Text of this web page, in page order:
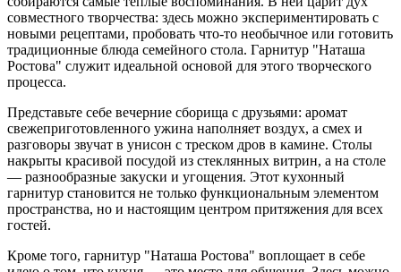
совместного творчества: здесь можно экспериментировать с
новыми рецептами, пробовать что-то необычное или готовить
традиционные блюда семейного стола. Гарнитур "Наташа
Ростова" служит идеальной основой для этого творческого
процесса.
Представьте себе вечерние сборища с друзьями: аромат
свежеприготовленного ужина наполняет воздух, а смех и
разговоры звучат в унисон с треском дров в камине. Столы
накрыты красивой посудой из стеклянных витрин, а на столе
— разнообразные закуски и угощения. Этот кухонный
гарнитур становится не только функциональным элементом
пространства, но и настоящим центром притяжения для всех
гостей.
Кроме того, гарнитур "Наташа Ростова" воплощает в себе